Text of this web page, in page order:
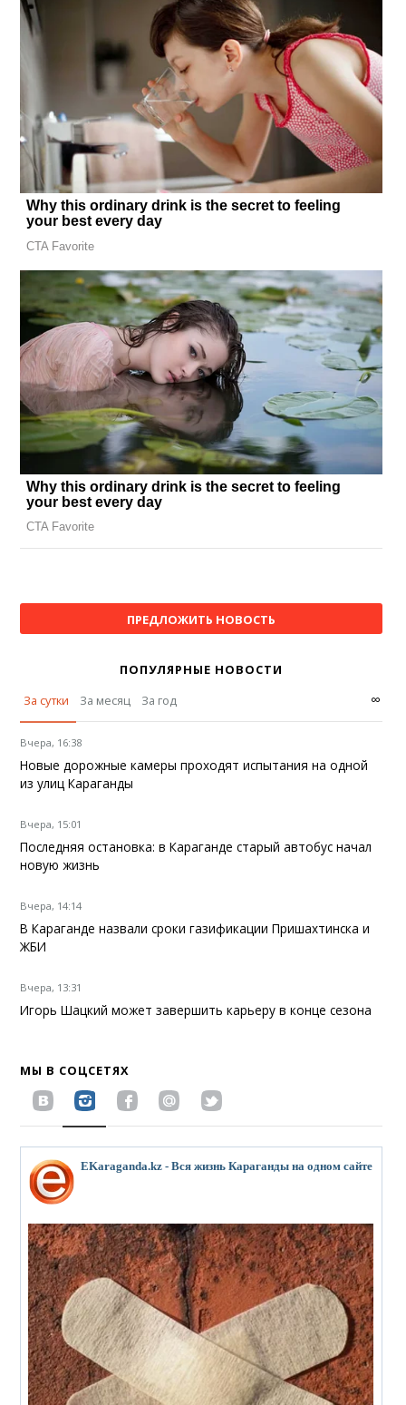
ПРЕДЛОЖИТЬ НОВОСТЬ
ПОПУЛЯРНЫЕ НОВОСТИ
За сутки
За месяц За год ∞
Вчера, 16:38
Новые дорожные камеры проходят испытания на одной
из улиц Караганды
Вчера, 15:01
Последняя остановка: в Караганде старый автобус начал
новую жизнь
Вчера, 14:14
В Караганде назвали сроки газификации Пришахтинска и
ЖБИ
Вчера, 13:31
Игорь Шацкий может завершить карьеру в конце сезона
МЫ В СОЦСЕТЯХ
EKaraganda.kz - Вся жизнь Караганды на одном сайте